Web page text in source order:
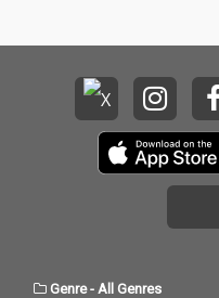
Genre- All Genres